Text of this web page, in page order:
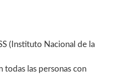
(Instituto Nacional de la
todas las personas con